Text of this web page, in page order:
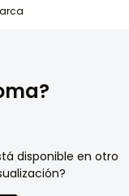
disponible en otro